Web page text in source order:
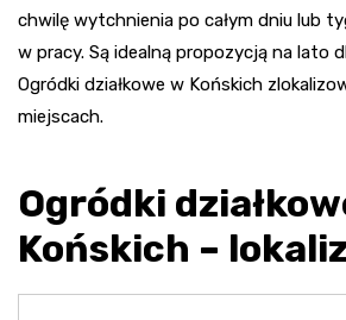
chwilę wytchnienia po całym dniu lub
w pracy. Są idealną propozycją na lato
Ogródki działkowe w Końskich
miejscach.
Ogródki
Końskich –